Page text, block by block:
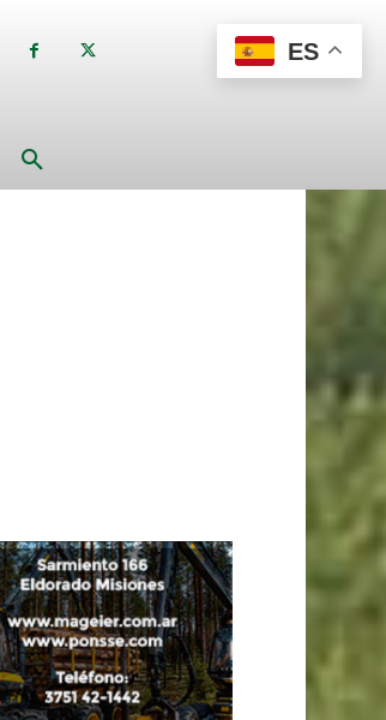
ES